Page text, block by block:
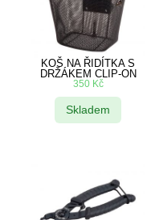
KOŠ NA ŘIDÍTKA S
DRŽÁKEM CLIP-ON
350 Kč
Skladem